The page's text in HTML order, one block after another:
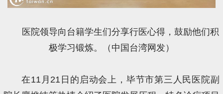
医院领导向台籍学生们分享行医心得，鼓励他们积
极学习锻炼。（中国台湾网发）
在11月21日的启动会上，毕节市第三人民医院副